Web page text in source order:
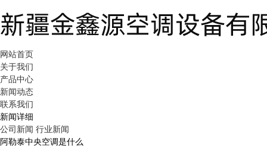
网站首页
关于我们
产品中心
新闻动态
联系我们
新闻详细
公司新闻 行业新闻
阿勒泰中央空调是什么